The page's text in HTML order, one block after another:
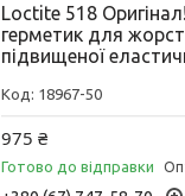
Loctite 518
герметик для
підвищеної
18967-50
975 ₴
Готово до відправки